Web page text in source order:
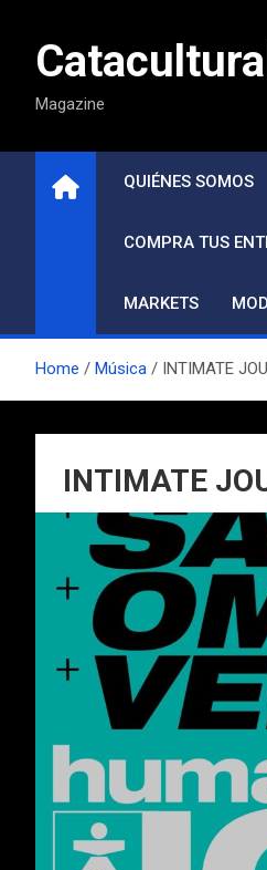
contenidoCatacultural
Magazine
QUIÉNES SOMOS
COMPRA TUS
MARKETS
Home Música INTIMATE
INTIMATE